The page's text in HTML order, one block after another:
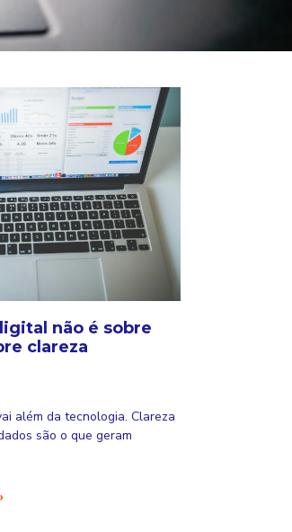
não é sobre
clareza
além da tecnologia. Clareza
são o que geram